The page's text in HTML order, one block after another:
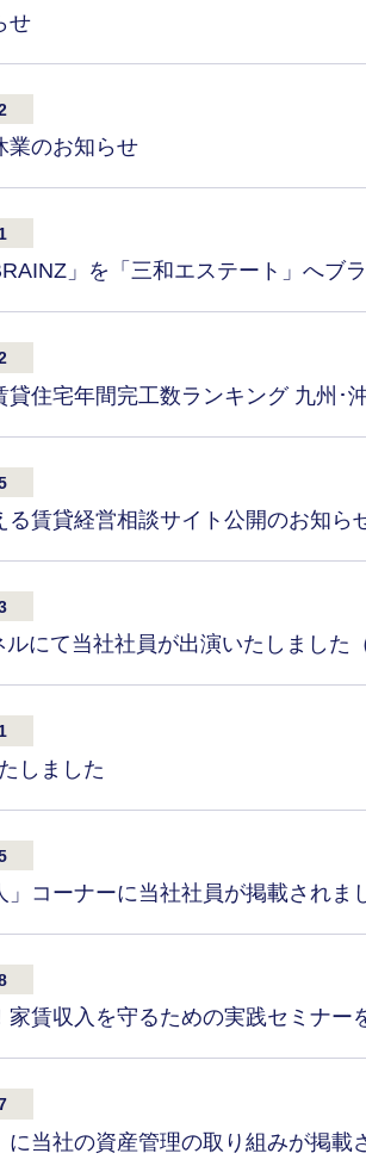
せ
業のお知らせ
」を「三和エステート」へブ
住宅年間完工数ランキング 九州･
る賃貸経営相談サイト公開のお知ら
にて当社社員が出演いたしました
しました
コーナーに当社社員が掲載されま
家賃収入を守るための実践セミナー
に当社の資産管理の取り組みが掲載